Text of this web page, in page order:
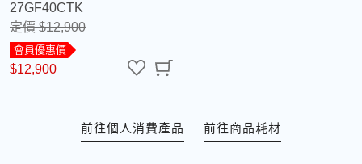
27GF40CTK
定價 $12,900
會員優惠價
$12,900
前往個人消費產品 前往商品耗材